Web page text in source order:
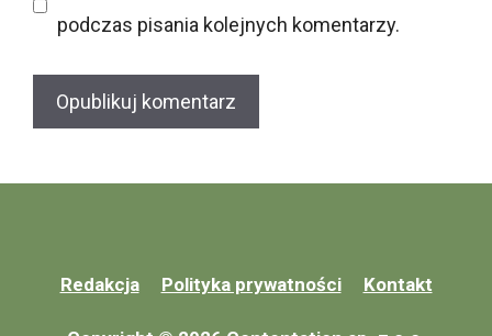
podczas pisania kolejnych komentarzy.
Redakcja Polityka prywatności Kontakt